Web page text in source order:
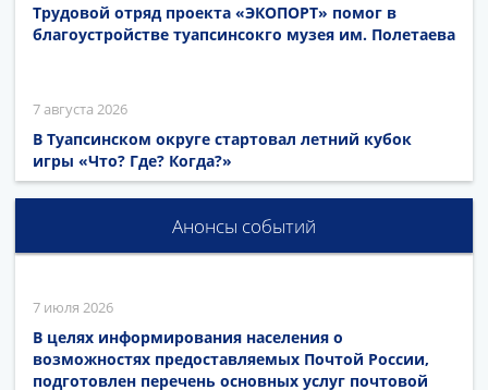
Трудовой отряд проекта «ЭКОПОРТ» помог в
благоустройстве туапсинсокго музея им. Полетаева
7 августа 2026
В Туапсинском округе стартовал летний кубок
игры «Что? Где? Когда?»
Анонсы событий
7 июля 2026
В целях информирования населения о
возможностях предоставляемых Почтой России,
подготовлен перечень основных услуг почтовой